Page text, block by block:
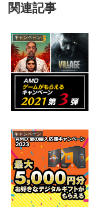
関連記事
キャンペーン
キャンペーン